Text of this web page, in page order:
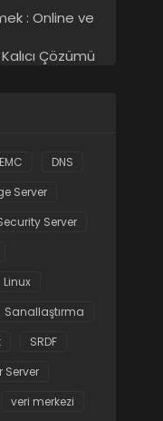
: Online ve
Çözümü
DNS
Server
Server
Linux
Sanallaştırma
SRDF
Server
veri merkezi